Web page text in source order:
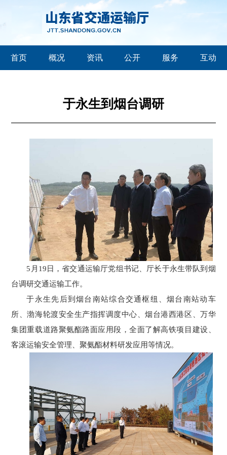
首页 概况 资讯 公开 服务 互动
于永生到烟台调研
5月19日，省交通运输厅党组书记、厅长于永生带队到烟
台调研交通运输工作。
于永生先后到烟台南站综合交通枢纽、烟台南站动车
所、渤海轮渡安全生产指挥调度中心、烟台港西港区、万华
集团重载道路聚氨酯路面应用段，全面了解高铁项目建设、
客滚运输安全管理、聚氨酯材料研发应用等情况。